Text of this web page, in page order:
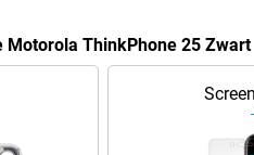
Motorola ThinkPhone 25 Zwart